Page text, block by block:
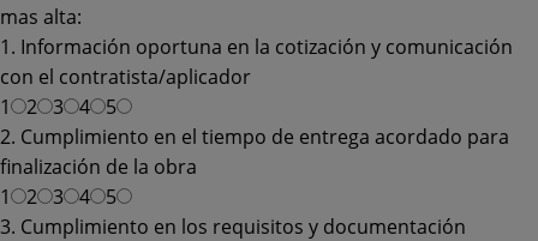
mas alta:
1. Información oportuna en la cotización y comunicación
con el contratista/aplicador
1
2 3 4
5
2. Cumplimiento en el tiempo de entrega acordado para
finalización de la obra
1
2 3 4
5
3. Cumplimiento en los requisitos y documentación